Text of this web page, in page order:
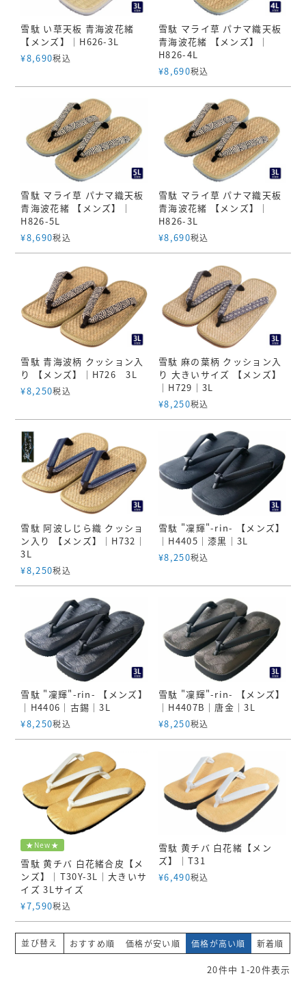
雪駄 い草天板 青海波花緒
【メンズ】｜H626-3L
¥8,690税込
雪駄 マライ草 パナマ織天板
青海波花緒 【メンズ】｜
H826-4L
¥8,690税込
雪駄 マライ草 パナマ織天板
青海波花緒 【メンズ】｜
H826-5L
¥8,690税込
雪駄 マライ草 パナマ織天板
青海波花緒 【メンズ】｜
H826-3L
¥8,690税込
雪駄 青海波柄 クッション入
り 【メンズ】｜H726 3L
¥8,250税込
雪駄 麻の葉柄 クッション入
り 大きいサイズ 【メンズ】
｜H729｜3L
¥8,250税込
雪駄 阿波しじら織 クッショ
ン入り 【メンズ】｜H732｜
3L
¥8,250税込
雪駄 "凜輝"-rin- 【メンズ】
｜H4405｜漆黒｜3L
¥8,250税込
雪駄 "凜輝"-rin- 【メンズ】
｜H4406｜古錫｜3L
¥8,250税込
雪駄 "凜輝"-rin- 【メンズ】
｜H4407B｜唐金｜3L
¥8,250税込
★New★
雪駄 黄チバ 白花緒合皮【メ
ンズ】｜T30Y-3L｜大きいサ
イズ 3Lサイズ
¥7,590税込
雪駄 黄チバ 白花緒【メン
ズ】｜T31
¥6,490税込
並び替え おすすめ順 価格が安い順 価格が高い順 新着順
20件中 1 -20件表示
キーワード
価格
商品タグ
セール
限定
再入荷
翌日発送
サイズ
指定なし
22.5cm
23.0cm
カラー
レッド
ブルー
イエロー
在庫なし商品
在庫なし商品を表示しない
商品番号/JANコード
バンドル販売
予約商品
予約商品のみを表示
並び順
新着順
登録順
価格が安い順
価格が高い順
優先度順
レビュー順
キーワードヒット順